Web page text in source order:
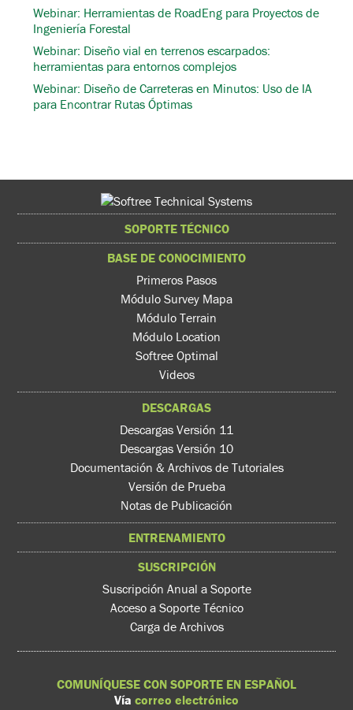
Webinar: Herramientas de RoadEng para Proyectos de
Ingeniería Forestal
Webinar: Diseño vial en terrenos escarpados:
herramientas para entornos complejos
Webinar: Diseño de Carreteras en Minutos: Uso de IA
para Encontrar Rutas Óptimas
SOPORTE TÉCNICO
BASE DE CONOCIMIENTO
Primeros Pasos
Módulo Survey Mapa
Módulo Terrain
Módulo Location
Softree Optimal
Videos
DESCARGAS
Descargas Versión 11
Descargas Versión 10
Documentación & Archivos de Tutoriales
Versión de Prueba
Notas de Publicación
ENTRENAMIENTO
SUSCRIPCIÓN
Suscripción Anual a Soporte
Acceso a Soporte Técnico
Carga de Archivos
COMUNÍQUESE CON SOPORTE EN ESPAÑOL
Vía correo electrónico